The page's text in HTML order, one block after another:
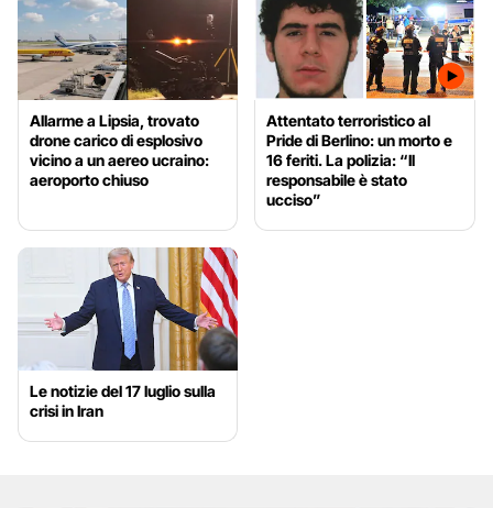
Allarme a Lipsia, trovato
drone carico di esplosivo
vicino a un aereo ucraino:
aeroporto chiuso
Attentato terroristico al
Pride di Berlino: un morto e
16 feriti. La polizia: “Il
responsabile è stato
ucciso”
Le notizie del 17 luglio sulla
crisi in Iran